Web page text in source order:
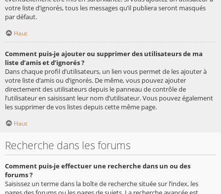
votre liste d’ignorés, tous les messages qu’il publiera seront masqués
par défaut.
Haut
Comment puis-je ajouter ou supprimer des utilisateurs de ma
liste d’amis et d’ignorés ?
Dans chaque profil d’utilisateurs, un lien vous permet de les ajouter à
votre liste d’amis ou d’ignorés. De même, vous pouvez ajouter
directement des utilisateurs depuis le panneau de contrôle de
l’utilisateur en saisissant leur nom d’utilisateur. Vous pouvez également
les supprimer de vos listes depuis cette même page.
Haut
Recherche dans les forums
Comment puis-je effectuer une recherche dans un ou des
forums ?
Saisissez un terme dans la boîte de recherche située sur l’index, les